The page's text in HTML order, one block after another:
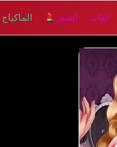
الشعر 💄 الماكياج